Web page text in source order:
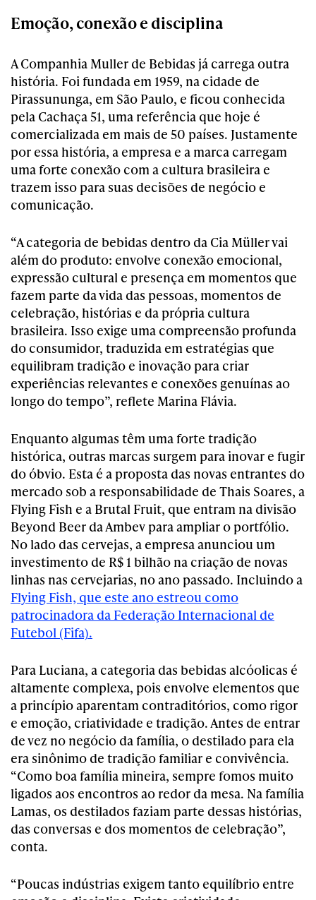
Emoção, conexão e disciplina
A Companhia Muller de Bebidas já carrega outra
história. Foi fundada em 1959, na cidade de
Pirassununga, em São Paulo, e ficou conhecida
pela Cachaça 51, uma referência que hoje é
comercializada em mais de 50 países. Justamente
por essa história, a empresa e a marca carregam
uma forte conexão com a cultura brasileira e
trazem isso para suas decisões de negócio e
comunicação.
“A categoria de bebidas dentro da Cia Müller vai
além do produto: envolve conexão emocional,
expressão cultural e presença em momentos que
fazem parte da vida das pessoas, momentos de
celebração, histórias e da própria cultura
brasileira. Isso exige uma compreensão profunda
do consumidor, traduzida em estratégias que
equilibram tradição e inovação para criar
experiências relevantes e conexões genuínas ao
longo do tempo”, reflete Marina Flávia.
Enquanto algumas têm uma forte tradição
histórica, outras marcas surgem para inovar e fugir
do óbvio. Esta é a proposta das novas entrantes do
mercado sob a responsabilidade de Thais Soares, a
Flying Fish e a Brutal Fruit, que entram na divisão
Beyond Beer da Ambev para ampliar o portfólio.
No lado das cervejas, a empresa anunciou um
investimento de R$ 1 bilhão na criação de novas
linhas nas cervejarias, no ano passado. Incluindo a
Flying Fish, que este ano estreou como
patrocinadora da Federação Internacional de
Futebol (Fifa).
Para Luciana, a categoria das bebidas alcóolicas é
altamente complexa, pois envolve elementos que
a princípio aparentam contraditórios, como rigor
e emoção, criatividade e tradição. Antes de entrar
de vez no negócio da família, o destilado para ela
era sinônimo de tradição familiar e convivência.
“Como boa família mineira, sempre fomos muito
ligados aos encontros ao redor da mesa. Na família
Lamas, os destilados faziam parte dessas histórias,
das conversas e dos momentos de celebração”,
conta.
“Poucas indústrias exigem tanto equilíbrio entre